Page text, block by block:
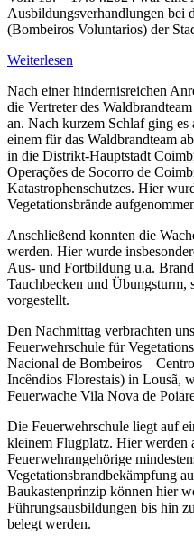
Ausbildungsverhandlungen bei
(Bombeiros Voluntarios) der
Weiterlesen
neuen
Wegen….
Das
Waldbrandteam
erweitert
seine
in
Nach einer hindernisreichen
die Vertreter des
an. Nach kurzem Schlaf ging
einem für das Waldbrandteam
in die Distrikt-Hauptstadt
Operações de Socorro de
Katastrophenschutzes. Hier
Vegetationsbrände
Anschließend konnten die
werden. Hier wurde
Aus- und Fortbildung u.a.
Tauchbecken und Übungsturm,
vorgestellt.
Den Nachmittag verbrachten
Feuerwehrschule für
Nacional de Bombeiros –
Incêndios Florestais) in Lousã,
Feuerwache Vila Nova de
Die Feuerwehrschule liegt auf
kleinem Flugplatz. Hier werden
Feuerwehrangehörige
Vegetationsbrandbekämpfung
Baukastenprinzip können hier
Führungsausbildungen bis hin
belegt werden.